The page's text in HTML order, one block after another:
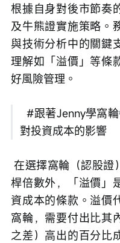
根據自身對後市節奏
及牛熊證實施策略。
與技術分析中的關鍵
理解如「溢價」等條
好風險管理。
對投資成本的影響
在選擇窩輪（認股證）時，除行使價、到期日和槓
桿倍數外，「溢價」
資成本的條款。溢價
窩輪，需要付出比其
之差）高出的百分比